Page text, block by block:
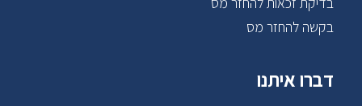
בקשה להחזר מס
דברו איתנו